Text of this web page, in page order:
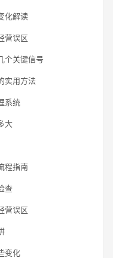
化解读
营误区
个关键信号
实用方法
系统
大
程指南
查
营误区
变化